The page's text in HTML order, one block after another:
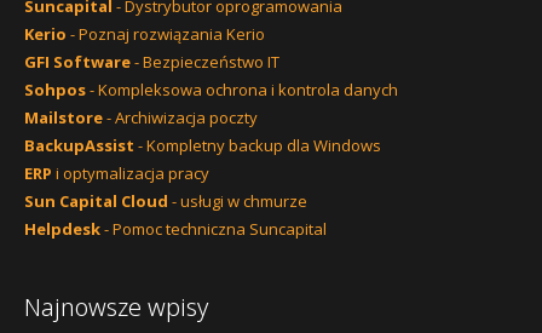
Suncapital - Dystrybutor oprogramowania
Kerio - Poznaj rozwiązania Kerio
GFI Software- Bezpieczeństwo IT
Sohpos- Kompleksowa ochrona i kontrola danych
Mailstore- Archiwizacja poczty
BackupAssist - Kompletny backup dla Windows
ERP i optymalizacja pracy
Sun Capital Cloud - usługi w chmurze
Helpdesk- Pomoc techniczna Suncapital
Najnowsze wpisy